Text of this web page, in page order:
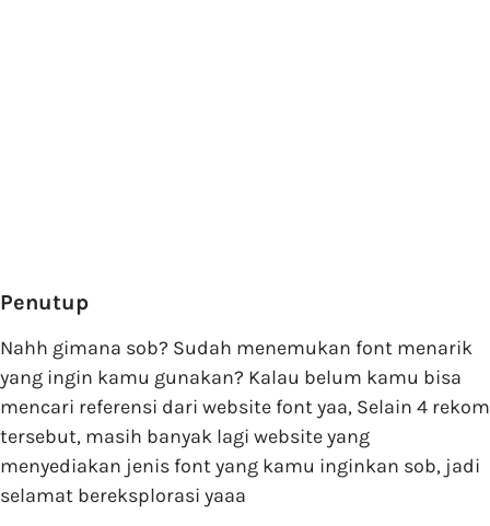
Penutup
Nahh gimana sob? Sudah menemukan font menarik
yang ingin kamu gunakan? Kalau belum kamu bisa
mencari referensi dari website font yaa, Selain 4 rekom
tersebut, masih banyak lagi website yang
menyediakan jenis font yang kamu inginkan sob, jadi
selamat bereksplorasi yaaa